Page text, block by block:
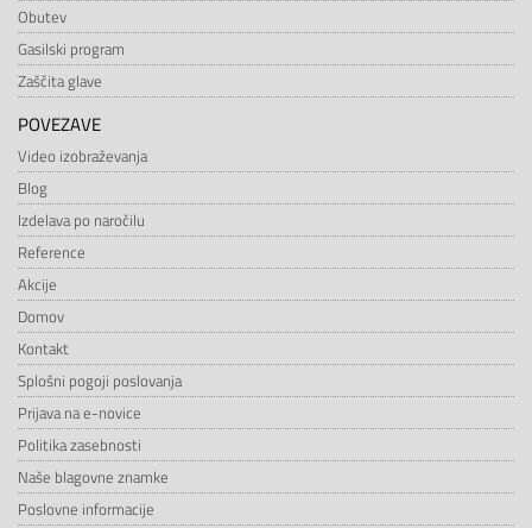
Obutev
Gasilski program
Zaščita glave
POVEZAVE
Video izobraževanja
Blog
Izdelava po naročilu
Reference
Akcije
Domov
Kontakt
Splošni pogoji poslovanja
Prijava na e-novice
Politika zasebnosti
Naše blagovne znamke
Poslovne informacije